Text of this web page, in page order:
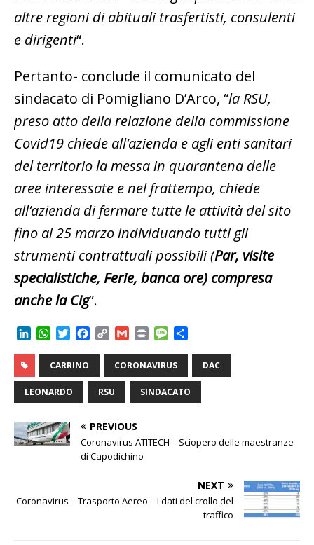
altre regioni di abituali trasfertisti, consulenti
e dirigenti“.
Pertanto- conclude il comunicato del
sindacato di Pomigliano D’Arco, “la RSU,
preso atto della relazione della commissione
Covid19 chiede all’azienda e agli enti sanitari
del territorio la messa in quarantena delle
aree interessate e nel frattempo, chiede
all’azienda di fermare tutte le attività del sito
fino al 25 marzo individuando tutti gli
strumenti contrattuali possibili (Par, visite
specialistiche, Ferie, banca ore) compresa
anche la Cig”.
k
e
d
n
W
a
t
s
A
p
T
i
t
t
e
e
o
k
C
p
y
L
i
k
G
a
i
P
i
n
t
M
s
s
a
g
d
i
v
i
CARRINO CORONAVIRUS DAC
LEONARDO RSU SINDACATO
PREVIOUS
Coronavirus ATITECH – Sciopero delle maestranze
di Capodichino
NEXT
Coronavirus – Trasporto Aereo – I dati del crollo del
traffico